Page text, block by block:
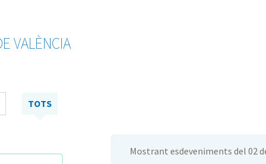
VALÈNCIA
TOTS
Mostrant esdeveniments del 02